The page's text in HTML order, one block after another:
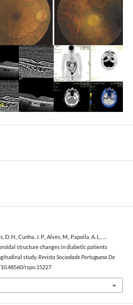
D. H., Cunha, J. P., Alves, M., Papoila, A. L., …
structure changes in diabetic patients
study. Revista Sociedade Portuguesa De
rspo.15227